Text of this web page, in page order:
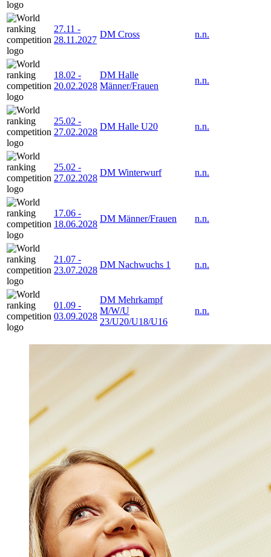
27.11 -
28.11.2027
DM Cross n.n.
18.02 -
20.02.2028
DM Halle
Männer/Frauen
n.n.
25.02 -
27.02.2028
DM Halle U20 n.n.
25.02 -
27.02.2028
DM Winterwurf n.n.
17.06 -
18.06.2028
DM Männer/Frauen n.n.
21.07 -
23.07.2028
DM Nachwuchs 1 n.n.
01.09 -
03.09.2028
DM Mehrkampf
M/W/U
23/U20/U18/U16
n.n.